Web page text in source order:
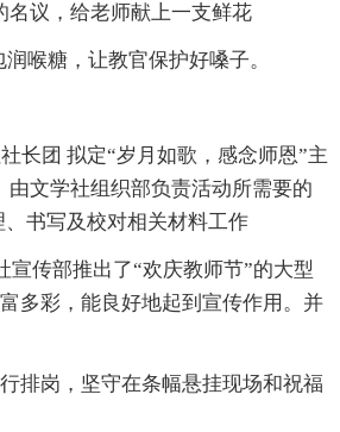
名议，给老师献上一支鲜花
喉糖，让教官保护好嗓子。
长团 拟定“岁月如歌，感念师恩”主
由文学社组织部负责活动所需要的
书写及校对相关材料工作
宣传部推出了“欢庆教师节”的大型
多彩，能良好地起到宣传作用。并
排岗，坚守在条幅悬挂现场和祝福